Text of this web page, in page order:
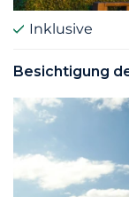
Inklusive
Besichtigung